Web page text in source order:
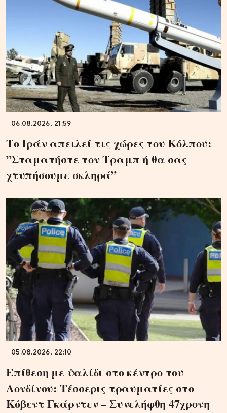
06.08.2026, 21:59
Το Ιράν απειλεί τις χώρες του Κόλπου:
”Σταματήστε τον Τραμπ ή θα σας
χτυπήσουμε σκληρά”
05.08.2026, 22:10
Επίθεση με ψαλίδι στο κέντρο του
Λονδίνου: Τέσσερις τραυματίες στο
Κόβεντ Γκάρντεν – Συνελήφθη 47χρονη